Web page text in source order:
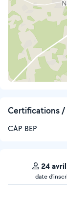
Certifications /
CAP BEP
24
date